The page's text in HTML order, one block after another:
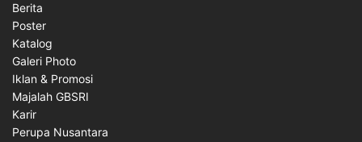
Berita
Poster
Katalog
Galeri Photo
Iklan & Promosi
Majalah GBSRI
Karir
Perupa Nusantara